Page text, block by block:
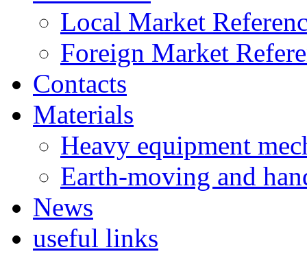
Local Market
Foreign Market
Contacts
Materials
Heavy equipment
Earth-moving and
News
useful links